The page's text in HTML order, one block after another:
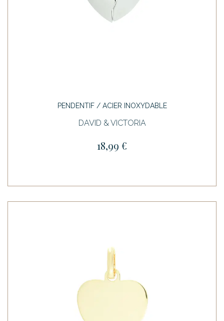
PENDENTIF / ACIER INOXYDABLE
DAVID & VICTORIA
18,99 €